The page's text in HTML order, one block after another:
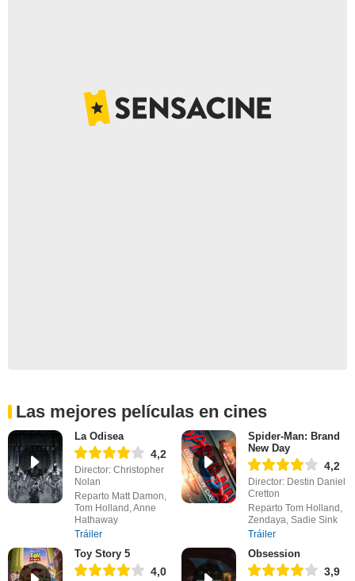
Las mejores películas en cines
La Odisea
4,2
Director: Christopher
Nolan
Reparto Matt Damon,
Tom Holland, Anne
Hathaway
Tráiler
Spider-Man: Brand
New Day
4,2
Director: Destin Daniel
Cretton
Reparto Tom Holland,
Zendaya, Sadie Sink
Tráiler
Toy Story 5
4,0
Obsession
3,9